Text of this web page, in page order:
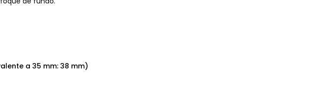
a 35 mm: 38 mm)